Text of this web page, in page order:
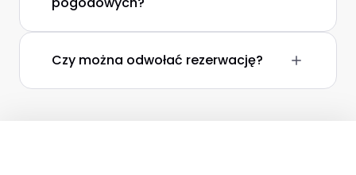
Czy można odwołać rezerwację?